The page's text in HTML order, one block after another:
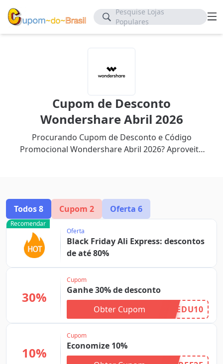
Pesquise Lojas
Populares
Cupom de Desconto
Wondershare Abril 2026
Procurando Cupom de Desconto e Código
Promocional Wondershare Abril 2026? Aproveite
Todos8 Cupom 2 Oferta 6
Recomendar
Oferta
Black Friday Ali Express: descontos
de até 80%
30%
Cupom
Ganhe 30% de desconto
Obter Cupom
EDU10
10%
Cupom
Economize 10%